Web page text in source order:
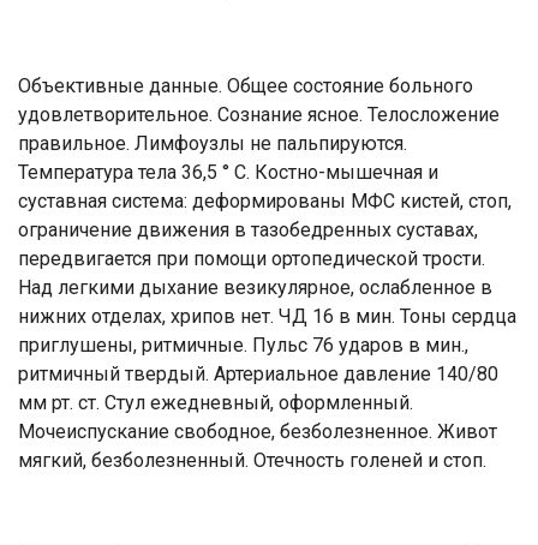
Объективные данные. Общее состояние больного
удовлетворительное. Сознание ясное. Телосложение
правильное. Лимфоузлы не пальпируются.
Температура тела 36,5 ° С. Костно-мышечная и
суставная система: деформированы МФС кистей, стоп,
ограничение движения в тазобедренных суставах,
передвигается при помощи ортопедической трости.
Над легкими дыхание везикулярное, ослабленное в
нижних отделах, хрипов нет. ЧД 16 в мин. Тоны сердца
приглушены, ритмичные. Пульс 76 ударов в мин.,
ритмичный твердый. Артериальное давление 140/80
мм рт. ст. Стул ежедневный, оформленный.
Мочеиспускание свободное, безболезненное. Живот
мягкий, безболезненный. Отечность голеней и стоп.